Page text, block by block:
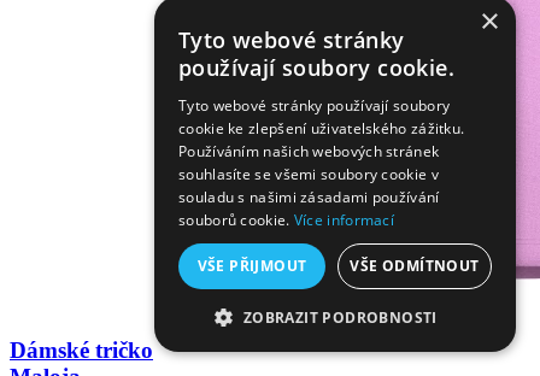
Dámské tričko
×
Tyto webové stránky
používají soubory cookie.
Tyto webové stránky používají soubory
cookie ke zlepšení uživatelského zážitku.
Používáním našich webových stránek
souhlasíte se všemi soubory cookie v
souladu s našimi zásadami používání
souborů cookie. Více informací
VŠE PŘIJMOUT VŠE ODMÍTNOUT
ZOBRAZIT PODROBNOSTI
NEZBYTNĚ NUTNÉ SOUBORY